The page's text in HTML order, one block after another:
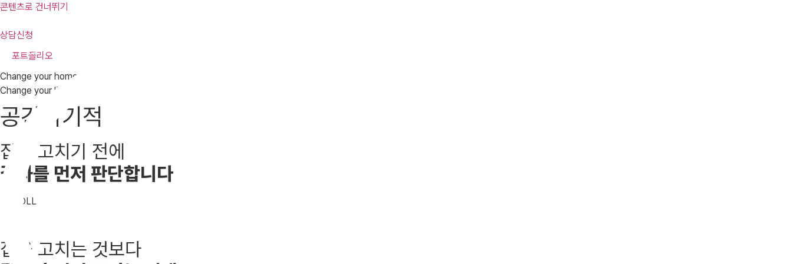
콘텐츠로 건너뛰기
상담신청
포트폴리오
Change your home,
Change your life
공간의기적
집을 고치기 전에
결과를 먼저 판단합니다
SCROLL
집을 고치는 것보다